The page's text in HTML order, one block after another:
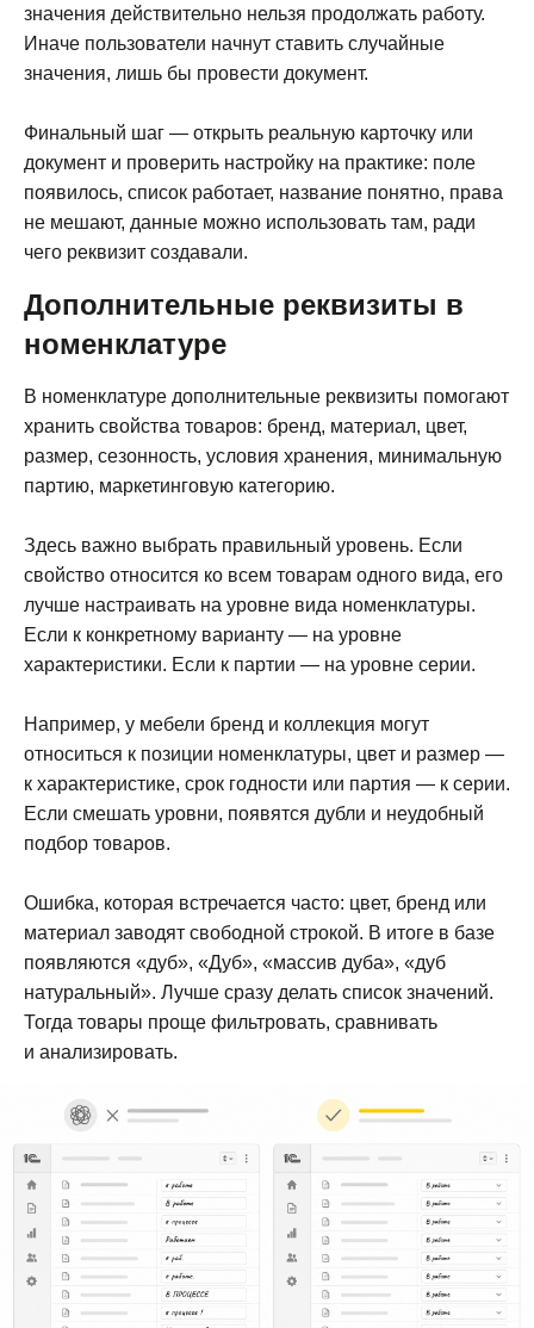
значения действительно нельзя продолжать работу.
Иначе пользователи начнут ставить случайные
значения, лишь бы провести документ.
Финальный шаг — открыть реальную карточку или
документ и проверить настройку на практике: поле
появилось, список работает, название понятно, права
не мешают, данные можно использовать там, ради
чего реквизит создавали.
Дополнительные реквизиты в
номенклатуре
В номенклатуре дополнительные реквизиты помогают
хранить свойства товаров: бренд, материал, цвет,
размер, сезонность, условия хранения, минимальную
партию, маркетинговую категорию.
Здесь важно выбрать правильный уровень. Если
свойство относится ко всем товарам одного вида, его
лучше настраивать на уровне вида номенклатуры.
Если к конкретному варианту — на уровне
характеристики. Если к партии — на уровне серии.
Например, у мебели бренд и коллекция могут
относиться к позиции номенклатуры, цвет и размер —
к характеристике, срок годности или партия — к серии.
Если смешать уровни, появятся дубли и неудобный
подбор товаров.
Ошибка, которая встречается часто: цвет, бренд или
материал заводят свободной строкой. В итоге в базе
появляются «дуб», «Дуб», «массив дуба», «дуб
натуральный». Лучше сразу делать список значений.
Тогда товары проще фильтровать, сравнивать
и анализировать.